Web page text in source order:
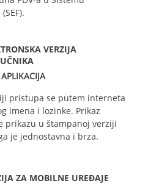
VERZIJA
pristupa se putem interneta
imena i lozinke. Prikaz
prikazu u štampanoj verziji
je jednostavna i brza.
ZA MOBILNE UREĐAJE